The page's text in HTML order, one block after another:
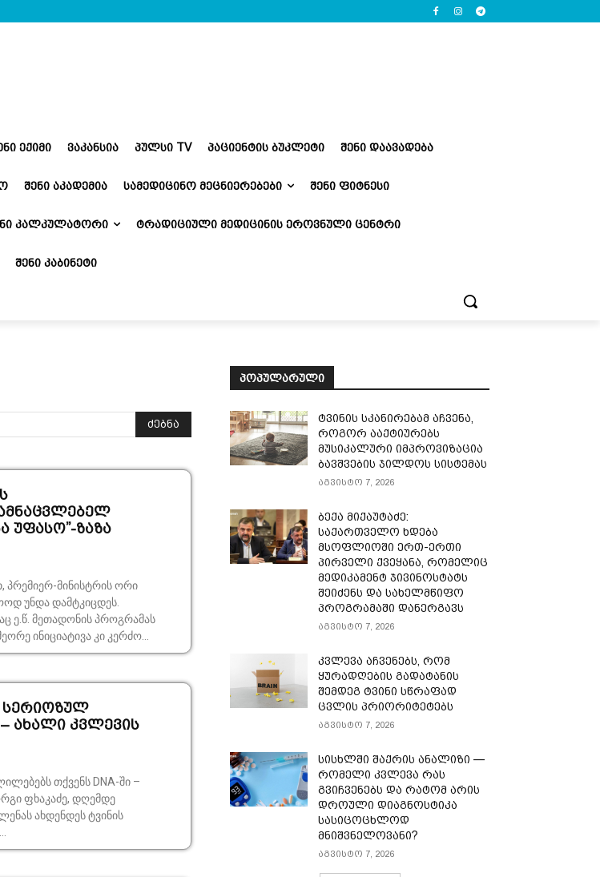
ᲔᲥᲘᲛᲘ ᲕᲐᲙᲐᲜᲡᲘᲐ ᲞᲣᲚᲡᲘ TV ᲞᲐᲪᲘᲔᲜᲢᲘᲡ ᲑᲣᲙᲚᲔᲢᲘ ᲨᲔᲜᲘ ᲓᲐᲐᲕᲐᲓᲔᲑᲐ
ᲨᲔᲜᲘ ᲐᲙᲐᲓᲔᲛᲘᲐ ᲡᲐᲛᲔᲓᲘᲪᲘᲜᲝ ᲛᲔᲪᲜᲘᲔᲠᲔᲑᲔᲑᲘ ᲨᲔᲜᲘ ᲤᲘᲢᲜᲔᲡᲘ
ᲙᲐᲚᲙᲣᲚᲐᲢᲝᲠᲘ ᲢᲠᲐᲓᲘᲪᲘᲣᲚᲘ ᲛᲔᲓᲘᲪᲘᲜᲘᲡ ᲔᲠᲝᲕᲜᲣᲚᲘ ᲪᲔᲜᲢᲠᲘ
ᲨᲔᲜᲘ ᲙᲐᲑᲘᲜᲔᲢᲘ
ძებნა
უფასო”-ზაზა
პრემიერ-მინისტრის ორი
უნდა დამტკიცდეს.
ე.წ. მეთადონის პროგრამას
ინიციატივა კი კერძო...
სერიოზულ
ახალი კვლევის
თქვენს DNA-ში –
ახდენდეს ტვინის
ᲞᲝᲞᲣᲚᲐᲠᲣᲚᲘ
ტვინის სკანირებამ აჩვენა,
როგორ ააქტიურებს
მუსიკალური იმპროვიზაცია
ბავშვების ჯილდოს სისტემას
აგვისტო 7, 2026
ბექა მიქაუტაძე:
საქართველო ხდება
მსოფლიოში ერთ-ერთი
პირველი ქვეყანა, რომელიც
მედიკამენტ ჯივინოსტატს
შეიძენს და სახელმწიფო
პროგრამაში დანერგავს
აგვისტო 7, 2026
კვლევა აჩვენებს, რომ
ყურადღების გადატანის
შემდეგ ტვინი სწრაფად
ცვლის პრიორიტეტებს
აგვისტო 7, 2026
სისხლში შაქრის ანალიზი —
რომელი კვლევა რას
გვიჩვენებს და რატომ არის
დროული დიაგნოსტიკა
სასიცოცხლოდ
მნიშვნელოვანი?
აგვისტო 7, 2026